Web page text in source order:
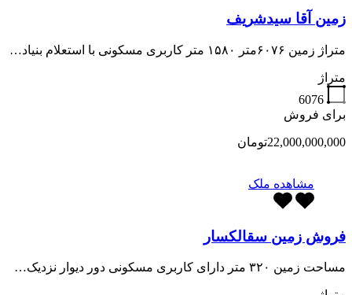
زمین آقا سیدشریف
متراژ زمین ۶۰۷۶متر ۱۵۸۰ متر کاربری مسکونی با استعلام بنیاد…
متراژ
6076
برای فروش
22,000,000,000تومان
مشاهده ملک
فروش زمین سقالکسار
مساحت زمین ۳۲۰ متر دارای کاربری مسکونی دور دیوار نزدیک…